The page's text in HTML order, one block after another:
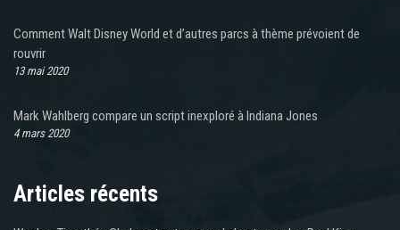
Comment Walt Disney World et d’autres parcs à thème prévoient de
rouvrir
13 mai 2020
Mark Wahlberg compare un script inexploré à Indiana Jones
4 mars 2020
Articles récents